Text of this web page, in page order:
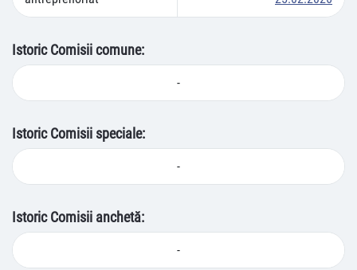
Istoric Comisii comune:
-
Istoric Comisii speciale:
-
Istoric Comisii anchetă:
-